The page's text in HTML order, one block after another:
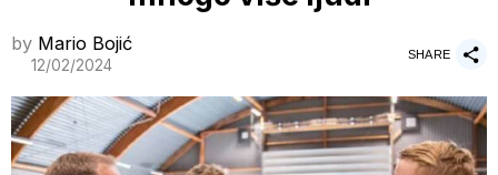
by Mario Bojić
12/02/2024
SHARE